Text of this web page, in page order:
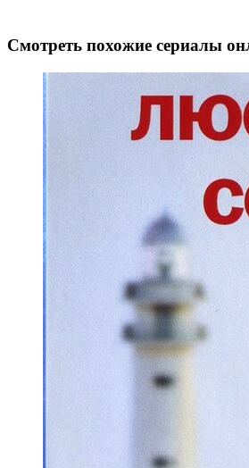
Смотреть похожие сериалы